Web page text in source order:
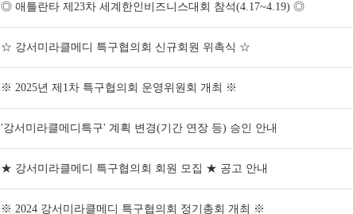
◎ 애틀란타 제23차 세계한인비즈니스대회 참석(4.17~4.19) ◎
☆ 강서미라클메디 특구협의회 신규회원 위촉식 ☆
※ 2025년 제1차 특구협의회 운영위원회 개최 ※
'강서미라클메디특구' 계획 변경(기간 연장 등) 승인 안내
★ 강서미라클메디 특구협의회 회원 모집 ★ 공고 안내
※ 2024 강서미라클메디 특구협의회 정기총회 개최 ※